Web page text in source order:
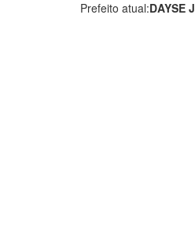
Prefeito atual:DAYSE